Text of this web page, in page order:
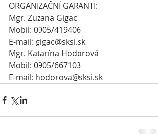
ORGANIZAČNÍ GARANTI:
Mgr. Zuzana Gigac
Mobil: 0905/419406
E-mail: gigac@sksi.sk
Mgr. Katarína Hodorová
Mobil: 0905/667103
E-mail: hodorova@sksi.sk